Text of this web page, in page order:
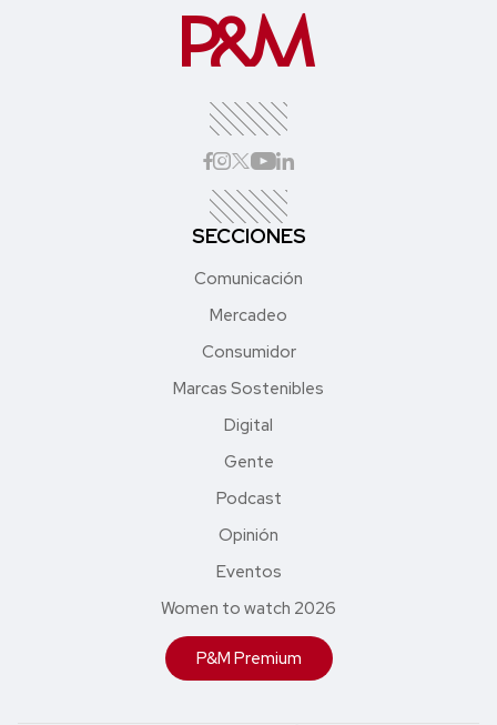
SECCIONES
Comunicación
Mercadeo
Consumidor
Marcas Sostenibles
Digital
Gente
Podcast
Opinión
Eventos
Women to watch 2026
P&M Premium